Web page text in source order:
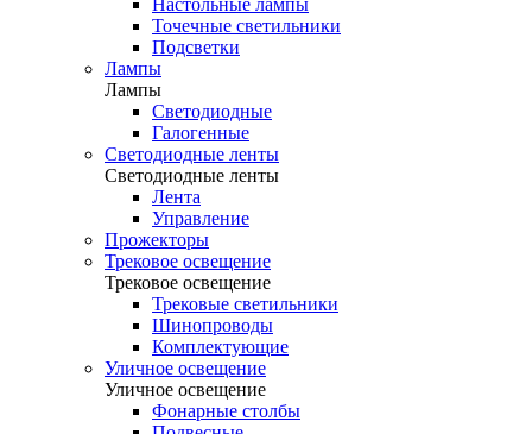
Точечные светильники
Подсветки
Лампы
Лампы
Светодиодные
Галогенные
Светодиодные ленты
Светодиодные ленты
Лента
Управление
Прожекторы
Трековое освещение
Трековое освещение
Трековые светильники
Шинопроводы
Комплектующие
Уличное освещение
Уличное освещение
Фонарные столбы